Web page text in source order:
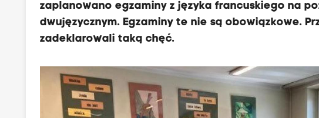
zaplanowano egzaminy z języka francuskiego na
dwujęzycznym. Egzaminy te nie są obowiązkowe.
zadeklarowali taką chęć.